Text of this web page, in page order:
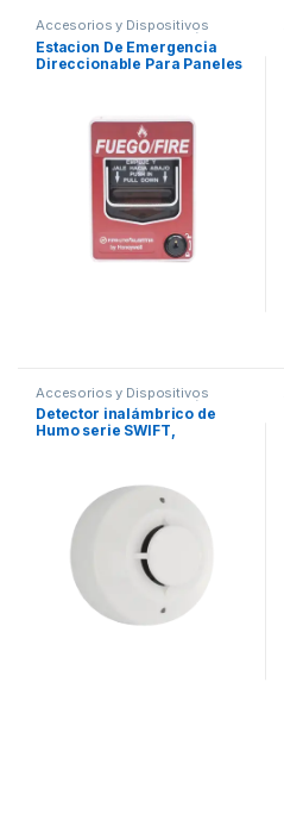
Accesorios y Dispositivos
Direccionables Detección de
Fuego
Estacion De Emergencia
Direccionable Para Paneles
Accesorios y Dispositivos
Direccionables, Detección de
Fuego
Detector inalámbrico de
Humo serie SWIFT,